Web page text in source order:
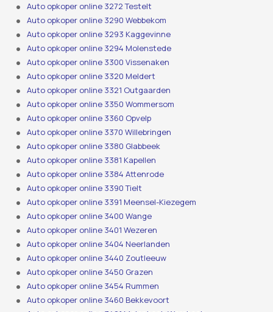
Auto opkoper online 3272 Testelt
Auto opkoper online 3290 Webbekom
Auto opkoper online 3293 Kaggevinne
Auto opkoper online 3294 Molenstede
Auto opkoper online 3300 Vissenaken
Auto opkoper online 3320 Meldert
Auto opkoper online 3321 Outgaarden
Auto opkoper online 3350 Wommersom
Auto opkoper online 3360 Opvelp
Auto opkoper online 3370 Willebringen
Auto opkoper online 3380 Glabbeek
Auto opkoper online 3381 Kapellen
Auto opkoper online 3384 Attenrode
Auto opkoper online 3390 Tielt
Auto opkoper online 3391 Meensel-Kiezegem
Auto opkoper online 3400 Wange
Auto opkoper online 3401 Wezeren
Auto opkoper online 3404 Neerlanden
Auto opkoper online 3440 Zoutleeuw
Auto opkoper online 3450 Grazen
Auto opkoper online 3454 Rummen
Auto opkoper online 3460 Bekkevoort